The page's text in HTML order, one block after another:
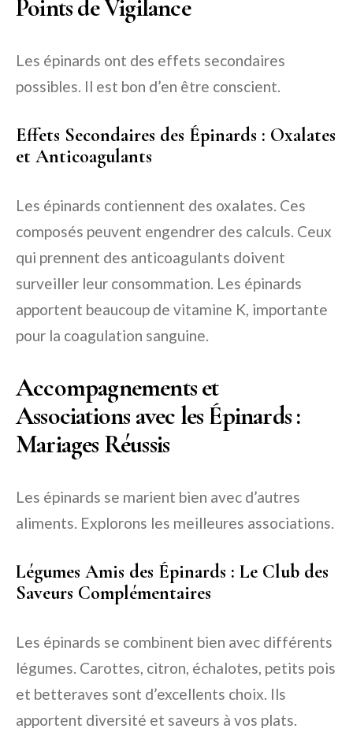
Points de Vigilance
Les épinards ont des effets secondaires
possibles. Il est bon d’en être conscient.
Effets Secondaires des Épinards : Oxalates
et Anticoagulants
Les épinards contiennent des oxalates. Ces
composés peuvent engendrer des calculs. Ceux
qui prennent des anticoagulants doivent
surveiller leur consommation. Les épinards
apportent beaucoup de vitamine K, importante
pour la coagulation sanguine.
Accompagnements et
Associations avec les Épinards :
Mariages Réussis
Les épinards se marient bien avec d’autres
aliments. Explorons les meilleures associations.
Légumes Amis des Épinards : Le Club des
Saveurs Complémentaires
Les épinards se combinent bien avec différents
légumes. Carottes, citron, échalotes, petits pois
et betteraves sont d’excellents choix. Ils
apportent diversité et saveurs à vos plats.